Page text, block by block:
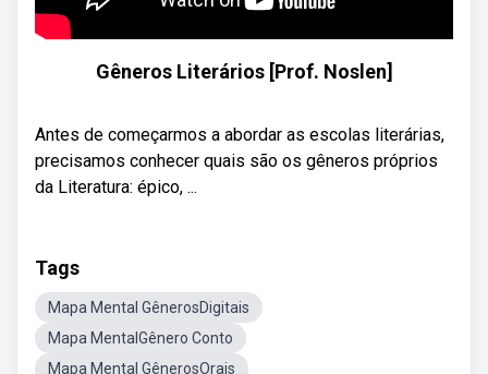
Gêneros Literários [Prof. Noslen]
Antes de começarmos a abordar as escolas literárias,
precisamos conhecer quais são os gêneros próprios
da Literatura: épico, ...
Tags
Mapa Mental GênerosDigitais
Mapa MentalGênero Conto
Mapa Mental GênerosOrais